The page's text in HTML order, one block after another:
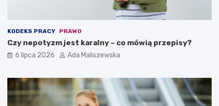
KODEKS PRACY PRAWO
Czy nepotyzm jest karalny – co mówią przepisy?
6 lipca 2026 Ada Maliszewska